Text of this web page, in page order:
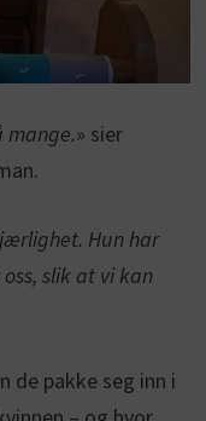
mange.» sier
Hun har
slik at vi kan
de pakke seg inn i